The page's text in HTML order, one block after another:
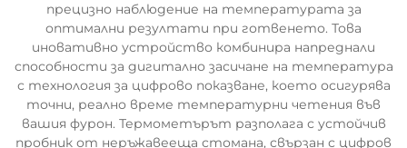
прецизно наблюдение на температурата за
оптимални резултати при готвенето. Това
иновативно устройство комбинира напреднали
способности за дигитално засичане на температура
с технология за цифрово показване, което осигурява
точни, реално време температурни четения във
вашия фурон. Термометърът разполага с устойчив
пробник от неръжавееща стомана, свързан с цифров